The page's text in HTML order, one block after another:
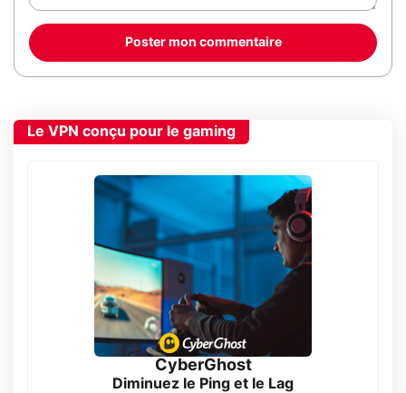
Poster mon commentaire
Le VPN conçu pour le gaming
CyberGhost
Diminuez le Ping et le Lag